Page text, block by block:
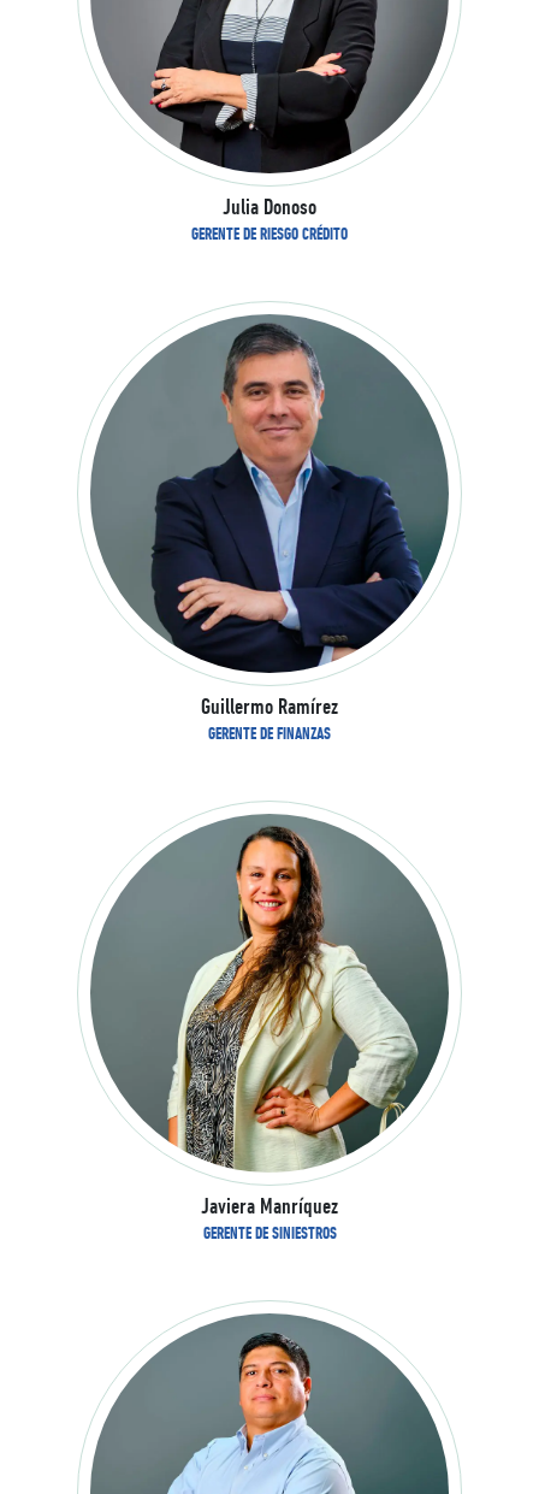
Julia Donoso
GERENTE DE RIESGO CRÉDITO
Guillermo Ramírez
GERENTE DE FINANZAS
Javiera Manríquez
GERENTE DE SINIESTROS